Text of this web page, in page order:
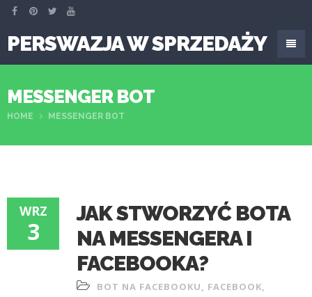
PERSWAZJA W SPRZEDAŻY
MESSENGER BOT
HOME MESSENGER BOT
WRZ
3
JAK STWORZYĆ BOTA
NA MESSENGERA I
FACEBOOKA?
BOT NA FACEBOOKU, FACEBOOK,